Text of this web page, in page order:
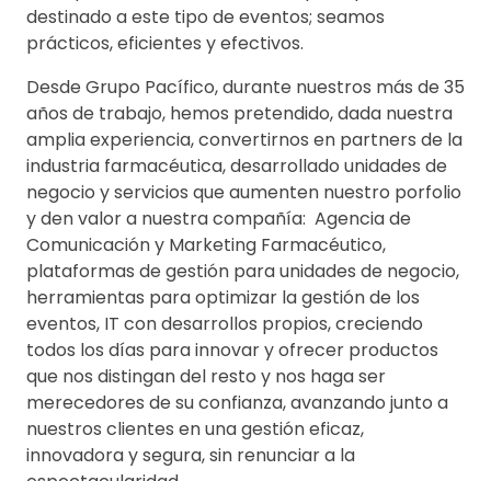
destinado a este tipo de eventos; seamos
prácticos, eficientes y efectivos.
Desde Grupo Pacífico, durante nuestros más de 35
años de trabajo, hemos pretendido, dada nuestra
amplia experiencia, convertirnos en partners de la
industria farmacéutica, desarrollado unidades de
negocio y servicios que aumenten nuestro porfolio
y den valor a nuestra compañía: Agencia de
Comunicación y Marketing Farmacéutico,
plataformas de gestión para unidades de negocio,
herramientas para optimizar la gestión de los
eventos, IT con desarrollos propios, creciendo
todos los días para innovar y ofrecer productos
que nos distingan del resto y nos haga ser
merecedores de su confianza, avanzando junto a
nuestros clientes en una gestión eficaz,
innovadora y segura, sin renunciar a la